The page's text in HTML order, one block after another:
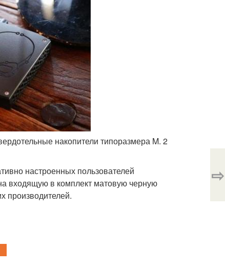
накопители типоразмера M. 2
настроенных пользователей
входящую в комплект матовую черную
производителей.
⇨